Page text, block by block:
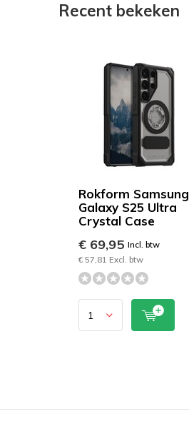
Recent bekeken
Rokform Samsung
Galaxy S25 Ultra
Crystal Case
€ 69,95 Incl. btw
€ 57,81 Excl. btw